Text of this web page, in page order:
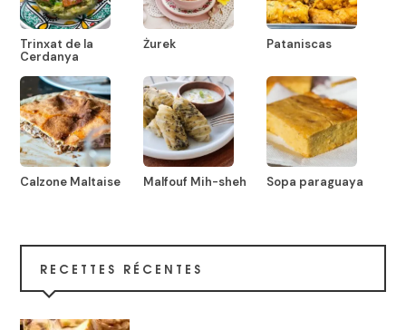
Trinxat de la
Cerdanya
Żurek Pataniscas
Calzone Maltaise Malfouf Mih-sheh Sopa paraguaya
RECETTES RÉCENTES